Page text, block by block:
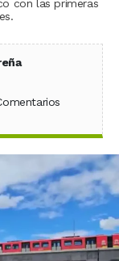
con las primeras
X (Twitter)
en WhatsApp